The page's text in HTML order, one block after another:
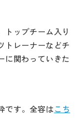
トップチーム入り
トレーナーなどチ
に関わっていきた
です。全容はこち